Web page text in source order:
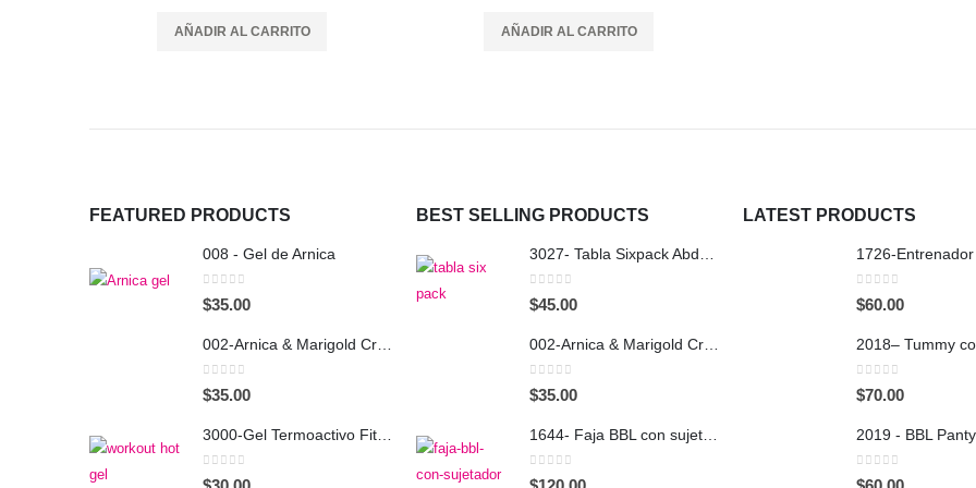
AÑADIR AL CARRITO AÑADIR AL CARRITO
FEATURED PRODUCTS
008 - Gel de Arnica
0out of 5
$35.00
0out of 5
$35.00
0out of 5
BEST SELLING PRODUCTS
0out of 5
$45.00
0out of 5
$35.00
0out of 5
LATEST PRODUCTS
0out of 5
$60.00
0out of 5
$70.00
2019 - BBL
0out of 5